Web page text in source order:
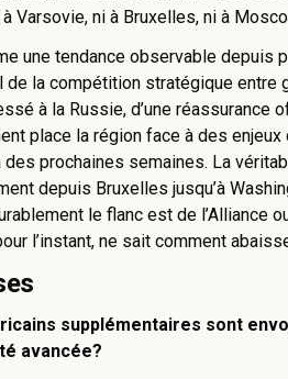
Varsovie, ni à Bruxelles, ni à
une tendance observable depuis
la compétition stratégique entre
à la Russie, d’une réassurance
place la région face à des
prochaines semaines. La
depuis Bruxelles jusqu’à
le flanc est de l’Alliance
l’instant, ne sait comment
supplémentaires sont
avancée?